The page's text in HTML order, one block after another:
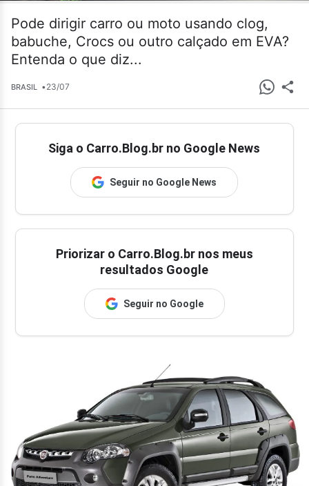
Pode dirigir carro ou moto usando clog,
babuche, Crocs ou outro calçado em EVA?
Entenda o que diz...
BRASIL •23/07
Siga o Carro.Blog.br no Google News
Seguir no Google News
Priorizar o Carro.Blog.br nos meus
resultados Google
Seguir no Google